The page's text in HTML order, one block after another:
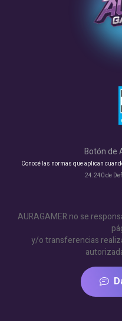
Botón de
Conocé las normas que aplican
24.240 de
AURAGAMER no se
y/o transferencias